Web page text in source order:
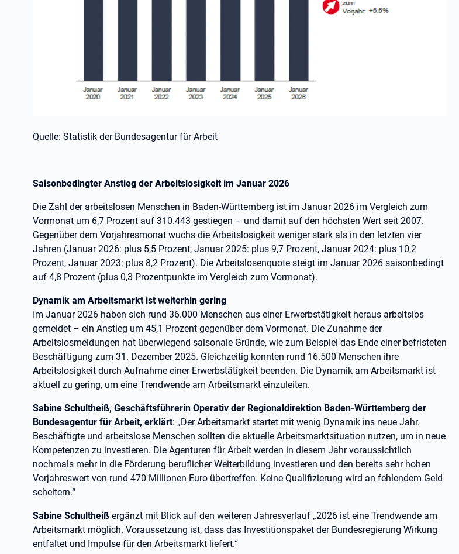
Quelle: Statistik der Bundesagentur für Arbeit
Saisonbedingter Anstieg der Arbeitslosigkeit im Januar 2026
Die Zahl der arbeitslosen Menschen in Baden-Württemberg ist im Januar 2026 im Vergleich zum
Vormonat um 6,7 Prozent auf 310.443 gestiegen – und damit auf den höchsten Wert seit 2007.
Gegenüber dem Vorjahresmonat wuchs die Arbeitslosigkeit weniger stark als in den letzten vier
Jahren (Januar 2026: plus 5,5 Prozent, Januar 2025: plus 9,7 Prozent, Januar 2024: plus 10,2
Prozent, Januar 2023: plus 8,2 Prozent). Die Arbeitslosenquote steigt im Januar 2026 saisonbedingt
auf 4,8 Prozent (plus 0,3 Prozentpunkte im Vergleich zum Vormonat).
Dynamik am Arbeitsmarkt ist weiterhin gering
Im Januar 2026 haben sich rund 36.000 Menschen aus einer Erwerbstätigkeit heraus arbeitslos
gemeldet – ein Anstieg um 45,1 Prozent gegenüber dem Vormonat. Die Zunahme der
Arbeitslosmeldungen hat überwiegend saisonale Gründe, wie zum Beispiel das Ende einer befristeten
Beschäftigung zum 31. Dezember 2025. Gleichzeitig konnten rund 16.500 Menschen ihre
Arbeitslosigkeit durch Aufnahme einer Erwerbstätigkeit beenden. Die Dynamik am Arbeitsmarkt ist
aktuell zu gering, um eine Trendwende am Arbeitsmarkt einzuleiten.
Sabine Schultheiß, Geschäftsführerin Operativ der Regionaldirektion Baden-Württemberg der
Bundesagentur für Arbeit, erklärt: „Der Arbeitsmarkt startet mit wenig Dynamik ins neue Jahr.
Beschäftigte und arbeitslose Menschen sollten die aktuelle Arbeitsmarktsituation nutzen, um in neue
Kompetenzen zu investieren. Die Agenturen für Arbeit werden in diesem Jahr voraussichtlich
nochmals mehr in die Förderung beruflicher Weiterbildung investieren und den bereits sehr hohen
Vorjahreswert von rund 470 Millionen Euro übertreffen. Keine Qualifizierung wird an fehlendem Geld
scheitern.“
Sabine Schultheiß ergänzt mit Blick auf den weiteren Jahresverlauf „2026 ist eine Trendwende am
Arbeitsmarkt möglich. Voraussetzung ist, dass das Investitionspaket der Bundesregierung Wirkung
entfaltet und Impulse für den Arbeitsmarkt liefert.“